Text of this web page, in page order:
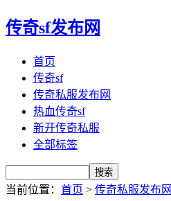
传奇sf发布网
首页
传奇sf
传奇私服发布网
热血传奇sf
新开传奇私服
全部标签
当前位置： 首页 > 传奇私服发布网